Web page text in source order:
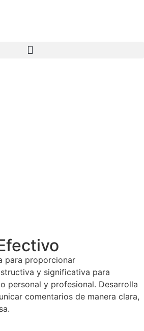
para proporcionar
y significativa para
personal y profesional. Desarrolla
comentarios de manera clara,